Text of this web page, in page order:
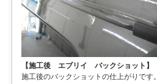
【施工後 エブリイ バックショット】
施工後のバックショットの仕上がりです。